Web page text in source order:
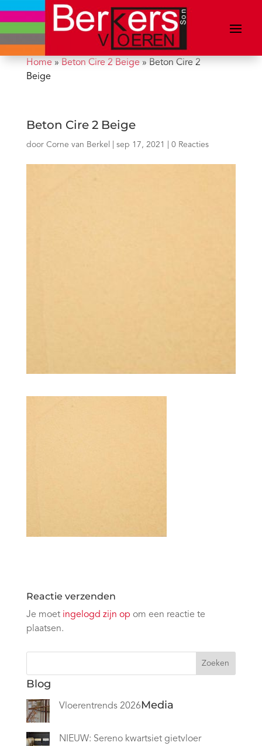
Home» Beton Cire 2 Beige» Beton Cire 2
Beige
Beton Cire 2 Beige
door Corne van Berkel sep 17, 2021 0 Reacties
Reactie verzenden
Je moet ingelogd zijn op om een reactie te
plaatsen.
Zoeken
Blog
Vloerentrends 2026
NIEUW: Sereno kwartsiet gietvloer
Media